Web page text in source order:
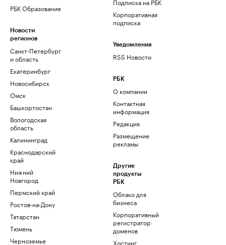
РБК Образование
Новости
регионов
Санкт-Петербург
и область
Екатеринбург
Новосибирск
Омск
Башкортостан
Вологодская
область
Калининград
Краснодарский
край
Нижний
Новгород
Пермский край
Ростов-на-Дону
Татарстан
Тюмень
Черноземье
Корпоративная
подписка
Уведомления
RSS Новости
РБК
О компании
Контактная
информация
Редакция
Размещение
рекламы
Другие
продукты
РБК
Облако для
бизнеса
Корпоративный
регистратор
доменов
Хостинг